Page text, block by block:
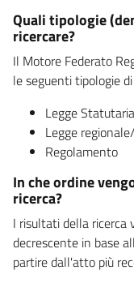
Quali tipologie
ricercare?
Il Motore Federato
le seguenti tipologie
Legge Statutaria
Legge
Regolamento
In che ordine
ricerca?
I risultati della ricerca
decrescente in base
partire dall'atto più